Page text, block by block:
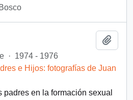
· 1974 - 1976
e Hijos: fotografías de Juan
en la formación sexual